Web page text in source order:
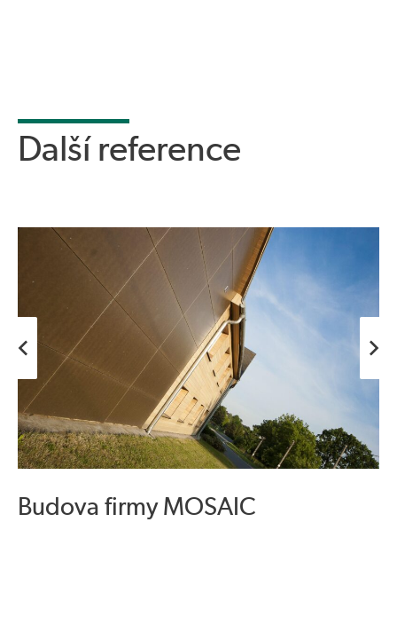
Další reference
Budova firmy MOSAIC